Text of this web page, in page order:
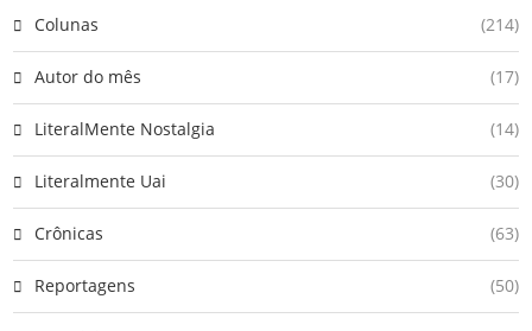
Colunas (214)
Autor do mês (17)
LiteralMente Nostalgia (14)
Literalmente Uai (30)
Crônicas (63)
Reportagens (50)